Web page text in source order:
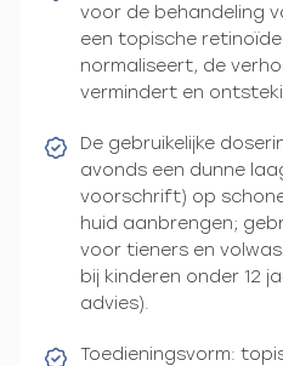
voor de behandeling
een topische
normaliseert, de
vermindert en
De gebruikelijke
avonds een dunne
voorschrift) op
huid aanbrengen;
voor tieners en
bij kinderen onder 12
advies).
Toedieningsvorm: